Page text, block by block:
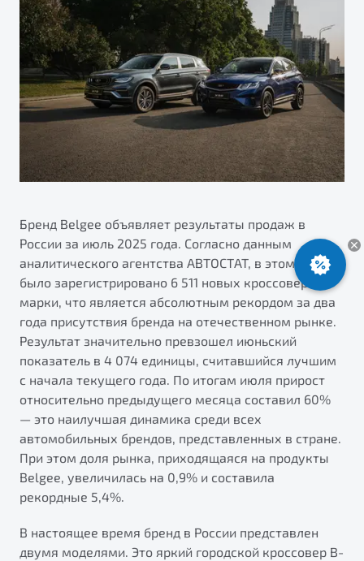
Яркий кроссовер
от 2 219 990 ₽*
В наличии
S50
Элегантный и практичный седан
от 1 699 990 ₽*
Обзор В наличии
X70
Автокредит
Трейд-ин
Страхование
Расчет КАСКО
Узнайте о специальных выгодах при покупке
автомобиля Belgee
Подробно
Автомобили в наличии
Тест-драйв
Спецпредложения
ПОДДЕРЖКА
Гарантия Belgee
Belgee Линк
Belgee Клуб
Belgee Плюс
Реферальная программа
Помощь на дорогах
Будьте еще более уверены на дорогах с программой
"Помощь на дорогах"
Преимущества программы
О дилерском центре
Правовая информация
Бренд Belgee объявляет результаты продаж в
России за июль 2025 года. Согласно данным
аналитического агентства АВТОСТАТ, в этом месяце
было зарегистрировано 6 511 новых кроссоверов
марки, что является абсолютным рекордом за два
года присутствия бренда на отечественном рынке.
Результат значительно превзошел июньский
показатель в 4 074 единицы, считавшийся лучшим
с начала текущего года. По итогам июля прирост
относительно предыдущего месяца составил 60%
— это наилучшая динамика среди всех
автомобильных брендов, представленных в стране.
При этом доля рынка, приходящаяся на продукты
Belgee, увеличилась на 0,9% и составила
рекордные 5,4%.
В настоящее время бренд в России представлен
двумя моделями. Это яркий городской кроссовер B-